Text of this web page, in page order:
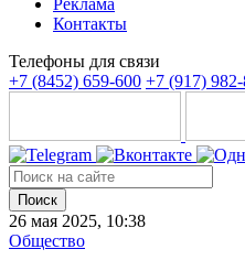
Реклама
Контакты
Телефоны для связи
+7 (8452) 659-600 +7 (917)
Поиск
26 мая 2025, 10:38
Общество